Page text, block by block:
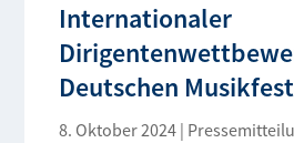
Internationaler
Deutschen Musikfest
8. Oktober 2024|